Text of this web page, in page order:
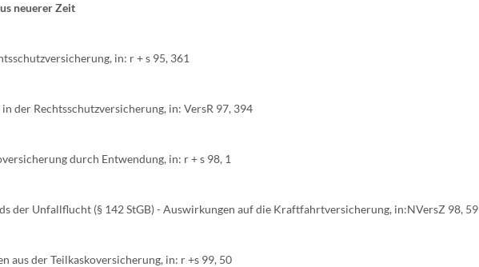
neuerer Zeit
in: r + s 95, 361
der Rechtsschutzversicherung, in: VersR 97, 394
durch Entwendung, in: r + s 98, 1
der Unfallflucht (§ 142 StGB) - Auswirkungen auf die Kraftfahrtversicherung, in:NVersZ 98, 59
aus der Teilkaskoversicherung, in: r +s 99, 50